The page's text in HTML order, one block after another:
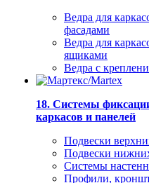
Ведра для
фасадами
Ведра для
ящиками
Ведра с
18. Системы
каркасов и панелей
Подвески
Подвески
Системы
Профили,